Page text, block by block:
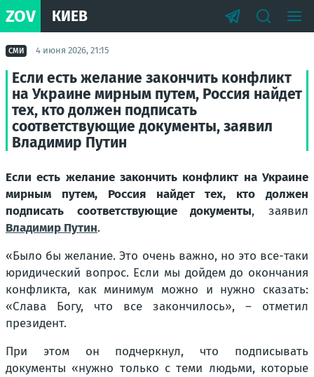
ZOV КИЕВ
СМИ 4 июня 2026, 21:15
Если есть желание закончить конфликт
на Украине мирным путем, Россия найдет
тех, кто должен подписать
соответствующие документы, заявил
Владимир Путин
Если есть желание закончить конфликт на Украине
мирным путем, Россия найдет тех, кто должен
подписать соответствующие документы, заявил
Владимир Путин.
«Было бы желание. Это очень важно, но это все-таки
юридический вопрос. Если мы дойдем до окончания
конфликта, как минимум можно и нужно сказать:
«Слава Богу, что все закончилось», – отметил
президент.
При этом он подчеркнул, что подписывать
документы «нужно только с теми людьми, которые